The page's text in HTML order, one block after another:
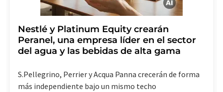
Nestlé y Platinum Equity crearán
Peranel, una empresa líder en el sector
del agua y las bebidas de alta gama
S.Pellegrino, Perrier y Acqua Panna crecerán de forma
más independiente bajo un mismo techo